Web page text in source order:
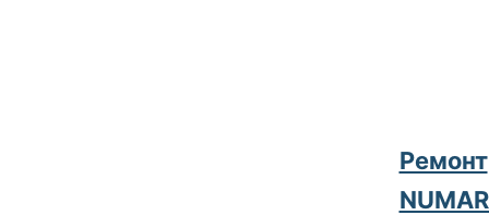
Ремонт